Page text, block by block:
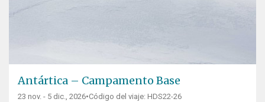
Antártica – Campamento Base
23 nov. - 5 dic., 2026•Código del viaje: HDS22-26